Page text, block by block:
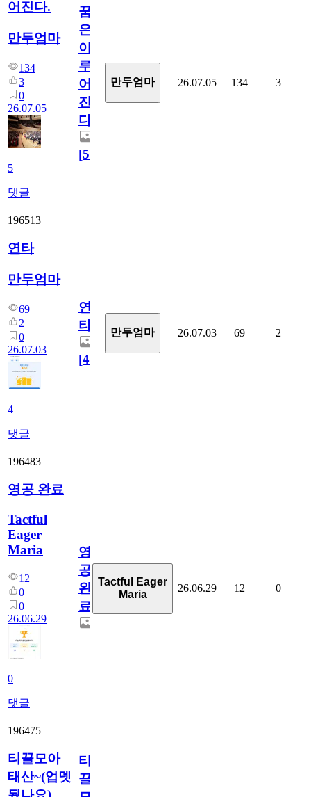
어진다.
만두엄마
134
3
0
26.07.05
5
댓글
꿈
은
이
루
어
진
다.
[5]
만두엄마 26.07.05 134 3
196513
연타
만두엄마
69
2
0
26.07.03
4
댓글
연
타
[4]
만두엄마 26.07.03 69 2
196483
영공 완료
Tactful
Eager
Maria
12
0
0
26.06.29
0
댓글
영
공
완
료
Tactful Eager
Maria
26.06.29 12 0
196475
티끌모아
태산~(업뎃
티
끌